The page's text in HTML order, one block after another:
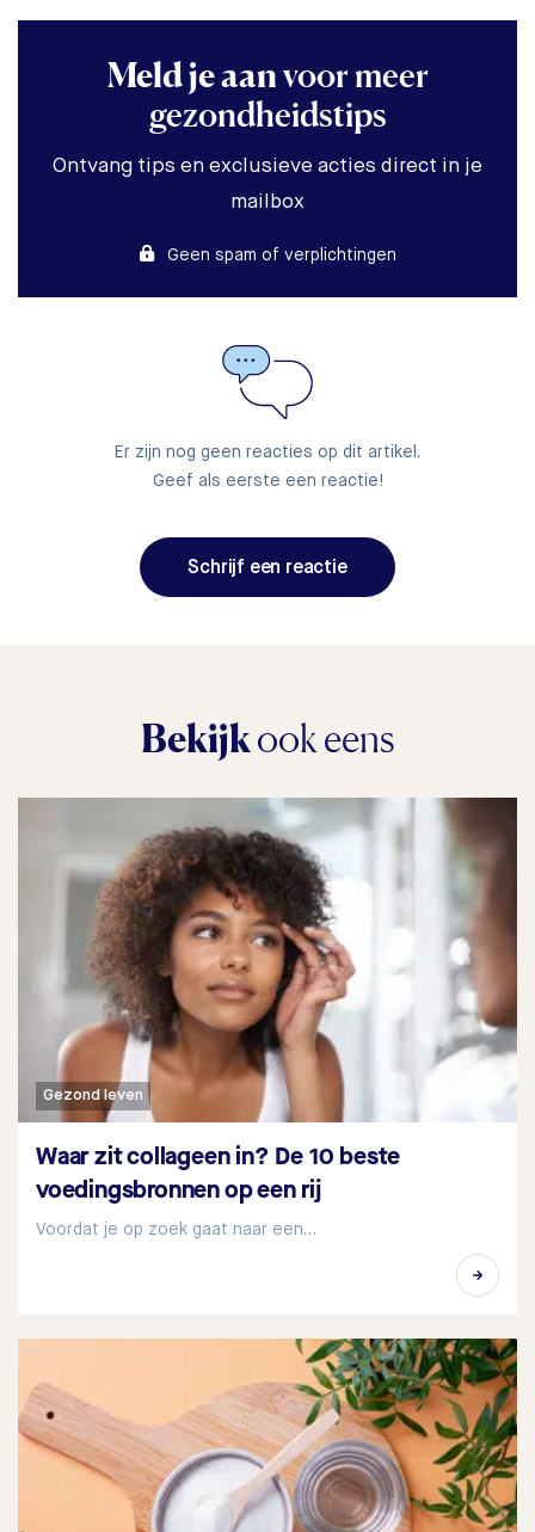
Meld je aanvoor meer
gezondheidstips
Ontvang tips en exclusieve acties direct in je
mailbox
Geen spam of verplichtingen
Er zijn nog geen reacties op dit artikel.
Geef als eerste een reactie!
Schrijf een reactie
Bekijkook eens
Gezond leven
Waar zit collageen in? De 10 beste
voedingsbronnen op een rij
Voordat je op zoek gaat naar een…